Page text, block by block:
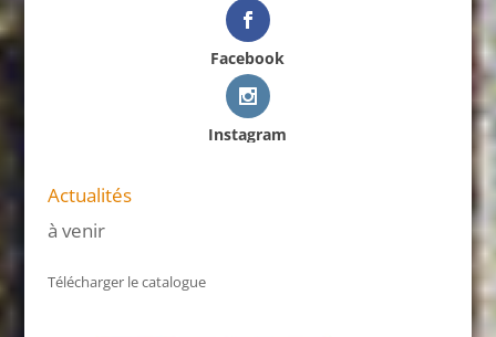
Facebook
Instagram
Actualités
à venir
Télécharger le catalogue